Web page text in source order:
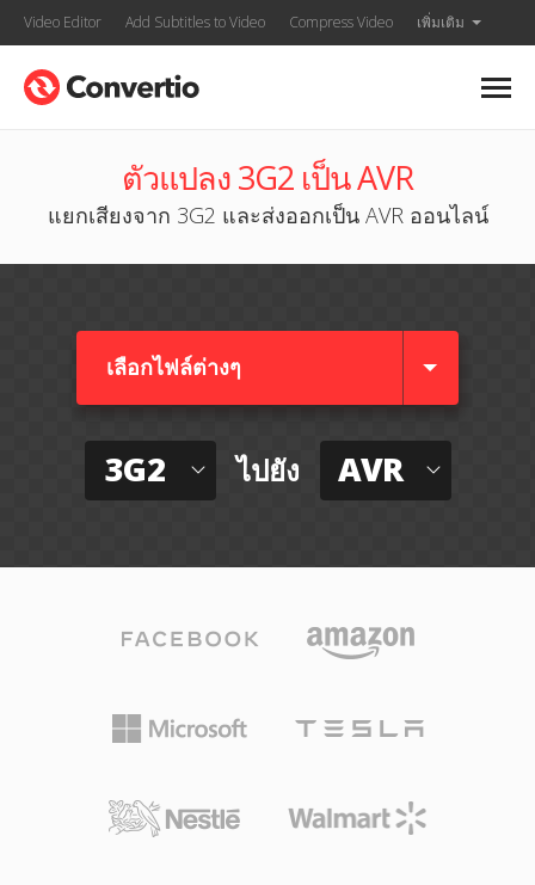
Video Editor Add Subtitles to Video Compress Video เพิ่มเติม
ตัวแปลง 3G2 เป็น AVR
แยกเสียงจาก 3G2 และส่งออกเป็น AVR ออนไลน์
เลือกไฟล์ต่างๆ​
3G2 ไปยัง AVR